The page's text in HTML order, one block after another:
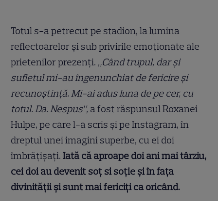
Totul s-a petrecut pe stadion, la lumina
reflectoarelor și sub privirile emoționate ale
prietenilor prezenți. „Când trupul, dar și
sufletul mi-au îngenunchiat de fericire și
recunoștință. Mi-ai adus luna de pe cer, cu
totul. Da. Nespus”, a fost răspunsul Roxanei
Hulpe, pe care l-a scris și pe Instagram, în
dreptul unei imagini superbe, cu ei doi
îmbrățișați.Iată că aproape doi ani mai târziu,
cei doi au devenit soț si soție și în fața
divinității și sunt mai fericiți ca oricând.